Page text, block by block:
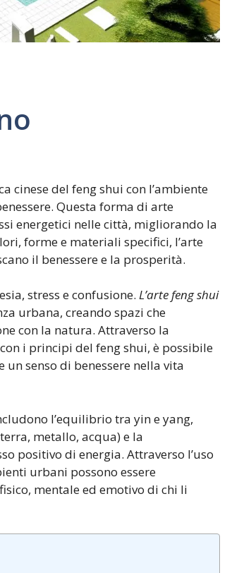
cinese del feng shui con l’ambiente
Questa forma di arte
energetici nelle città, migliorando la
forme e materiali specifici, l’arte
il benessere e la prosperità.
stress e confusione. L’arte feng shui
urbana, creando spazi che
con la natura. Attraverso la
i principi del feng shui, è possibile
senso di benessere nella vita
l’equilibrio tra yin e yang,
metallo, acqua) e la
positivo di energia. Attraverso l’uso
urbani possono essere
mentale ed emotivo di chi li